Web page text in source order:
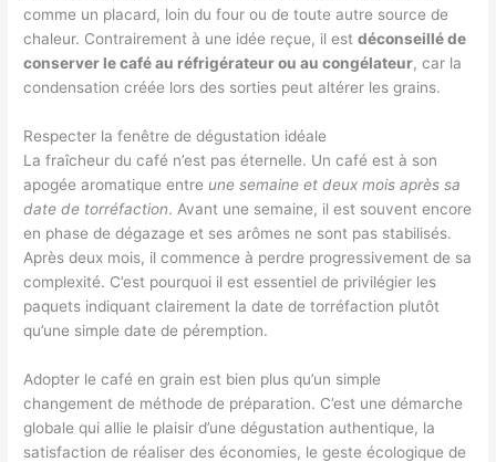
comme un placard, loin du four ou de toute autre source de
chaleur. Contrairement à une idée reçue, il estdéconseillé de
conserver le café au réfrigérateur ou au congélateur, car la
condensation créée lors des sorties peut altérer les grains.
Respecter la fenêtre de dégustation idéale
La fraîcheur du café n’est pas éternelle. Un café est à son
apogée aromatique entre une semaine et deux mois après sa
date de torréfaction. Avant une semaine, il est souvent encore
en phase de dégazage et ses arômes ne sont pas stabilisés.
Après deux mois, il commence à perdre progressivement de sa
complexité. C’est pourquoi il est essentiel de privilégier les
paquets indiquant clairement la date de torréfaction plutôt
qu’une simple date de péremption.
Adopter le café en grain est bien plus qu’un simple
changement de méthode de préparation. C’est une démarche
globale qui allie le plaisir d’une dégustation authentique, la
satisfaction de réaliser des économies, le geste écologique de